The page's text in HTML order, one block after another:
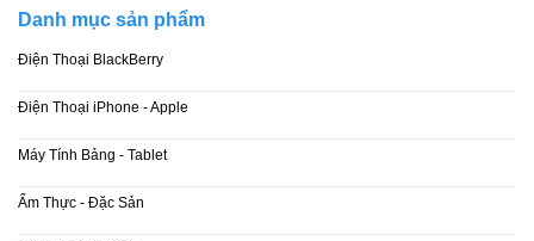
điện thoại iphone
Danh mục sản phẩm
Điện Thoại BlackBerry
Điện Thoại iPhone - Apple
Máy Tính Bảng - Tablet
Ẩm Thực - Đặc Sản